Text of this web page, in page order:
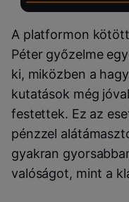
A platformon
Péter győzelme
ki, miközben a
kutatások még
festettek. Ez az
pénzzel
gyakran
valóságot, mint a